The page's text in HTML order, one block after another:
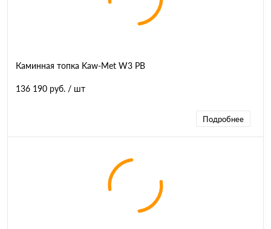
Каминная топка Kaw-Met W3 PB
136 190 руб. / шт
Подробнее